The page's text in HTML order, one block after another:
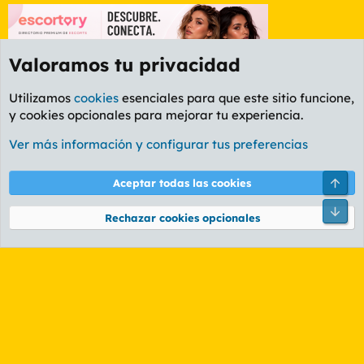
Foro General
Cookies
PL OLDSTYLE AMARILLO
Términos y reglas Política de privacidad Ayuda
Community platform by XenForo® © 2010-2026 XenForo Ltd.
Valoramos tu privacidad
Utilizamos cookies esenciales para que este sitio funcione,
y cookies opcionales para mejorar tu experiencia.
Ver más información y configurar tus preferencias
Aceptar todas las cookies
Rechazar cookies opcionales
Pie